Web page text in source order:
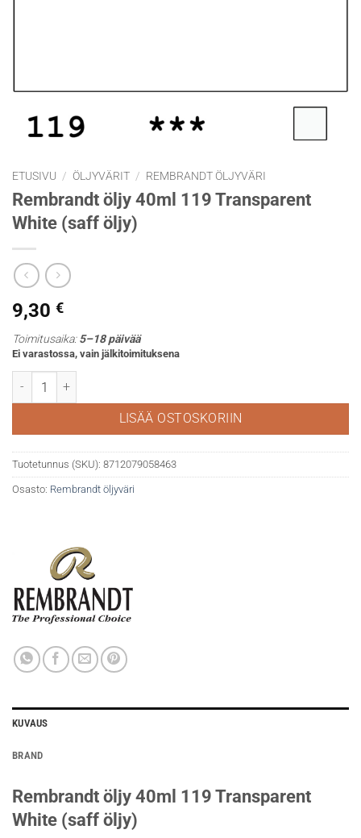
ETUSIVU / ÖLJYVÄRIT / REMBRANDT ÖLJYVÄRI
Rembrandt öljy 40ml 119 Transparent
White (saff öljy)
9,30 €
Toimitusaika:5–18 päivää
Ei varastossa, vain jälkitoimituksena
Rembrandt öljy 40ml 119 Transparent White (saff öljy) määrä
LISÄÄ OSTOSKORIIN
Tuotetunnus (SKU): 8712079058463
Osasto: Rembrandt öljyväri
KUVAUS
BRAND
Rembrandt öljy 40ml 119 Transparent
White (saff öljy)